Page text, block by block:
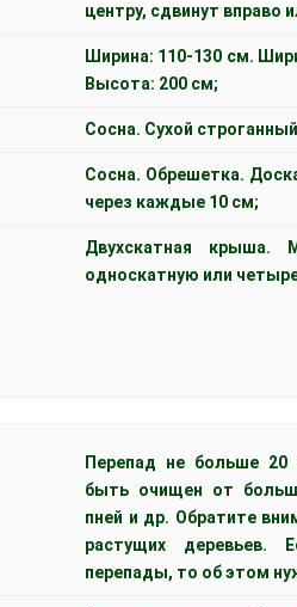
центру, сдвинут вправо
Ширина: 110-130 см.
Высота: 200 см;
Сосна. Сухой
Сосна. Обрешетка.
через каждые 10 см;
Двухскатная крыша.
односкатную или
Перепад не больше
быть очищен от
пней и др. Обратите
растущих деревьев.
перепады, то об этом